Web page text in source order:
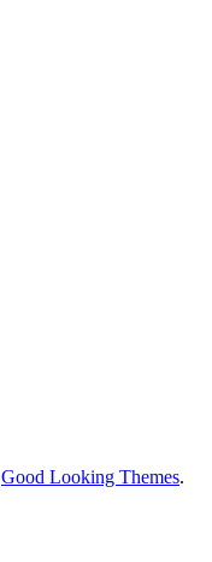
Good Looking Themes.